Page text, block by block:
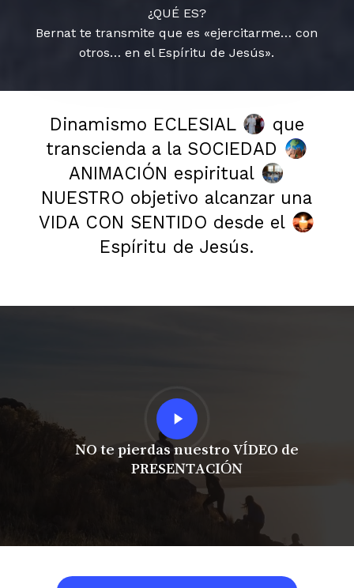
¿QUÉ ES?
Bernat te transmite que es «ejercitarme… con
otros… en el Espíritu de Jesús».
Dinamismo ECLESIAL
que
transcienda a la SOCIEDAD
ANIMACIÓN espiritual
NUESTRO objetivo alcanzar una
VIDA CON SENTIDO desde el
Espíritu de Jesús.
Play
Video
NO te pierdas nuestro VÍDEO de
PRESENTACIÓN